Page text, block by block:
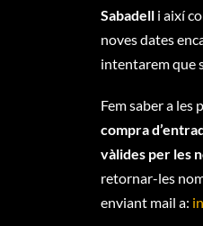
Sabadell i així
noves dates
intentarem que
Fem saber a les
compra
vàlides per les
retornar-les
enviant mail a: